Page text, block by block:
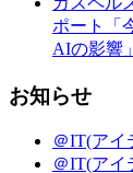
ポート「
AIの影響
お知らせ
＠IT(アイ
＠IT(アイ